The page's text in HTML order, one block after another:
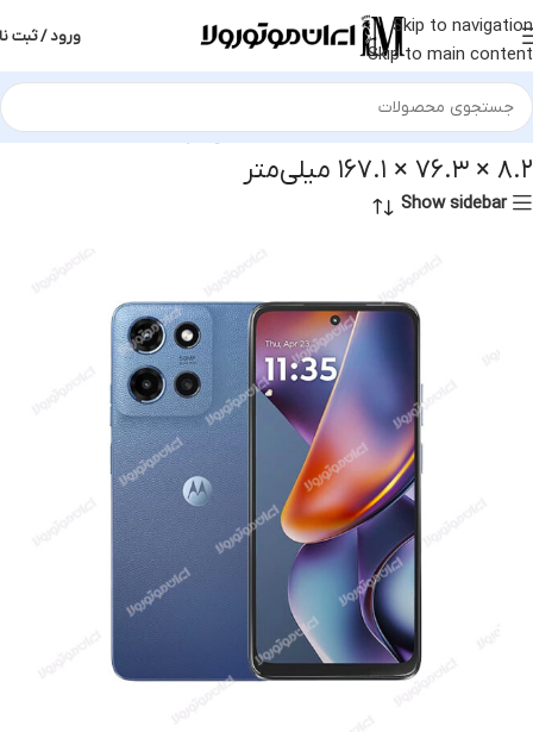
Skip to navigation
Skip to main content
ورود / ثبت
خانه محصول ابعاد ۸.۲ × ۷۶.۳ × ۱۶۷.۱ میلی‌متر
۸.۲ × ۷۶.۳ × ۱۶۷.۱ میلی‌متر
Show sidebar